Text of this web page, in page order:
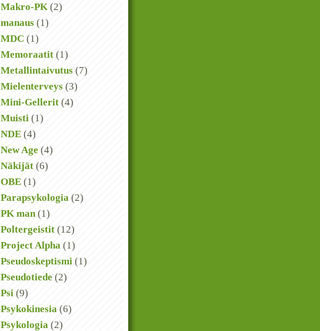
Makro-PK (2)
manaus (1)
MDC (1)
Memoraatit (1)
Metallintaivutus (7)
Mielenterveys (3)
Mini-Gellerit (4)
Muisti (1)
NDE (4)
New Age (4)
Näkijät (6)
OBE (1)
Parapsykologia (2)
PK man (1)
Poltergeistit (12)
Project Alpha (1)
Pseudoskeptismi (1)
Pseudotiede (2)
Psi (9)
Psykokinesia (6)
Psykologia (2)